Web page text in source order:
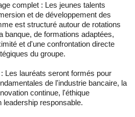
complet : Les jeunes talents
et de développement des
est structuré autour de rotations
banque, de formations adaptées,
et d'une confrontation directe
du groupe.
Les lauréats seront formés pour
de l'industrie bancaire, la
continue, l'éthique
leadership responsable.